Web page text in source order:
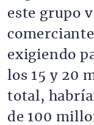
este grupo
exigiendo
los 15 y 20
total,
de 100